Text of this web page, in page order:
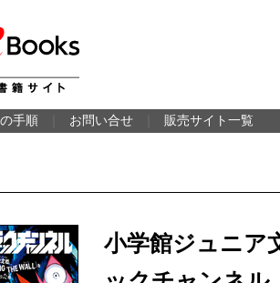
手順 お問い合せ 販売サイト一覧
小学館ジュニ